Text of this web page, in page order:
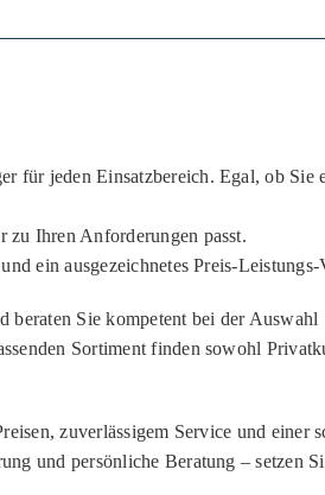
für jeden Einsatzbereich. Egal, ob Sie
zu Ihren Anforderungen passt.
ein ausgezeichnetes Preis-Leistungs-
beraten Sie kompetent bei der Auswahl
Sortiment finden sowohl
zuverlässigem Service und einer
und persönliche Beratung – setzen